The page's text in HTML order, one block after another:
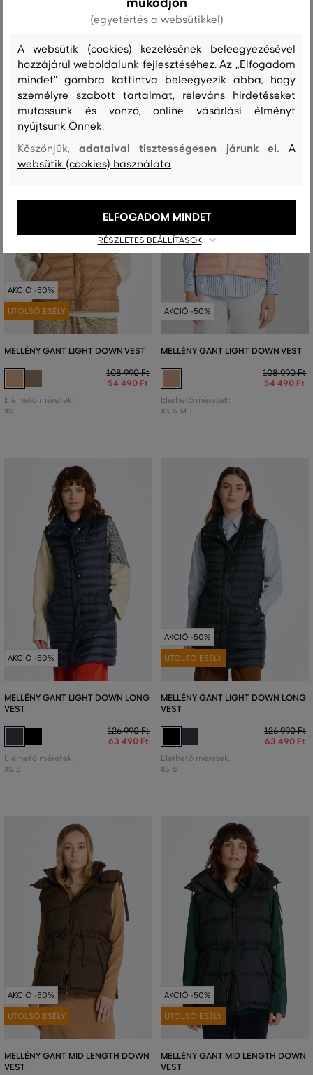
MELLÉNY GANT LIGHT DOWN VEST
108 990 Ft
Elérhető méretek:
S
MELLÉNY GANT LIGHT DOWN VEST
Elérhető méretek:
XS, S, M
AKCIÓ -50%
UTOLSÓ ESÉLY
MELLÉNY GANT LIGHT DOWN VEST
108 990 Ft
54 490 Ft
Elérhető méretek:
XS
AKCIÓ -50%
MELLÉNY GANT LIGHT DOWN VEST
108 990 Ft
54 490 Ft
Elérhető méretek:
XS, S, M, L
AKCIÓ -50%
MELLÉNY GANT LIGHT DOWN LONG
VEST
126 990 Ft
63 490 Ft
Elérhető méretek:
XS, S
AKCIÓ -50%
UTOLSÓ ESÉLY
MELLÉNY GANT LIGHT DOWN LONG
VEST
126 990 Ft
63 490 Ft
Elérhető méretek:
XS, S
AKCIÓ -50%
UTOLSÓ ESÉLY
MELLÉNY GANT MID LENGTH DOWN
VEST
AKCIÓ -50%
UTOLSÓ ESÉLY
MELLÉNY GANT MID LENGTH DOWN
VEST
(egyetértés a websütikkel)
A websütik (cookies) kezelésének beleegyezésével
hozzájárul weboldalunk fejlesztéséhez. Az „Elfogadom
mindet" gombra kattintva beleegyezik abba, hogy
személyre szabott tartalmat, releváns hirdetéseket
mutassunk és vonzó, online vásárlási élményt
nyújtsunk Önnek.
Köszönjük,adataival tisztességesen járunk el.A
websütik (cookies) használata
RÉSZLETES BEÁLLÍTÁSOK
ELFOGADOM MINDET